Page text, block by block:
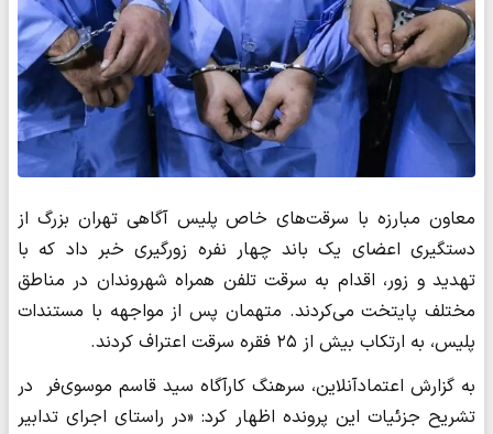
معاون مبارزه با سرقت‌های خاص پلیس آگاهی تهران بزرگ از
دستگیری اعضای یک باند چهار نفره زورگیری خبر داد که با
تهدید و زور، اقدام به سرقت تلفن همراه شهروندان در مناطق
مختلف پایتخت می‌کردند. متهمان پس از مواجهه با مستندات
پلیس، به ارتکاب بیش از ۲۵ فقره سرقت اعتراف کردند.
به گزارش اعتمادآنلاین، سرهنگ کارآگاه سید قاسم موسوی‌فر در
تشریح جزئیات این پرونده اظهار کرد: «در راستای اجرای تدابیر